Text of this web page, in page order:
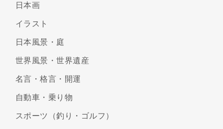
日本画
イラスト
日本風景・庭
世界風景・世界遺産
名言・格言・開運
自動車・乗り物
スポーツ（釣り・ゴルフ）